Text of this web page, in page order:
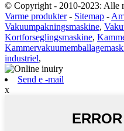
© Copyright - 2010-2023: Alle
Varme produkter- Sitemap -
Vakuumpakningsmaskine,
Kortforseglingsmaskine,
industriel,
Send e -mail
x